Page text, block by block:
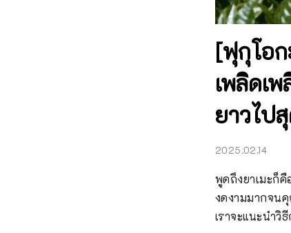
[ฟุกุโอ
เพลิดเ
ยาวไป
2025.02.14
พูดถึงยาเมะก็
งดงามมากจน
เราจะแนะนำวิ